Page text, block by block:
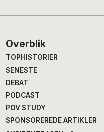
Footer
Overblik
TOPHISTORIER
SENESTE
DEBAT
PODCAST
POV STUDY
SPONSOREREDE ARTIKLER